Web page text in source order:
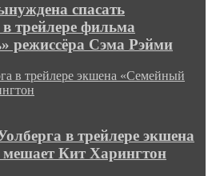
спасать
трейлере фильма
режиссёра Сэма Рэйми
в трейлере экшена «Семейный
в трейлере экшена
Кит Харингтон